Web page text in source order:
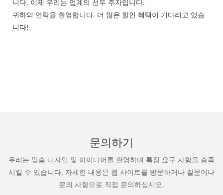
니다. 이제 우리는 업계의 선두 주자입니다.
귀하의 연락을 환영합니다. 더 많은 할인 혜택이 기다리고 있습
니다!
문의하기
우리는 맞춤 디자인 및 아이디어를 환영하며 특정 요구 사항을 충족
시킬 수 있습니다. 자세한 내용은 웹 사이트를 방문하거나 질문이나
문의 사항으로 직접 문의하십시오.